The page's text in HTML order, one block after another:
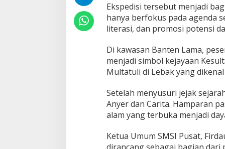
n
g
i
r
a
t
n
S
u
r
s
o
Ekspedisi tersebut menjadi
hanya berfokus pada agenda
literasi, dan promosi potensi
Di kawasan Banten Lama,
menjadi simbol kejayaan
Multatuli di Lebak yang
Setelah menyusuri jejak
Anyer dan Carita. Hamparan
alam yang terbuka menjadi
Ketua Umum SMSI Pusat,